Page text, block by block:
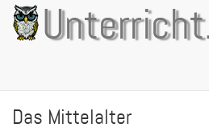
Direkt
zum
Inhalt
Das Mittelalter